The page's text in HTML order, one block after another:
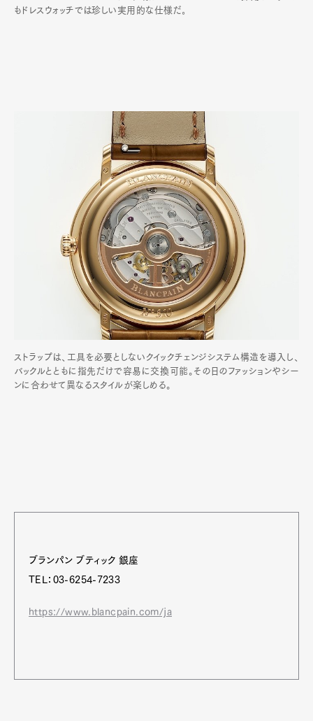
もドレスウォッチでは珍しい実用的な仕様だ｡
ストラップは、工具を必要としないクイックチェンジシステム構造を導入し、
バックルとともに指先だけで容易に交換可能。その日のファッションやシー
ンに合わせて異なるスタイルが楽しめる。
ブランパン ブティック 銀座
TEL：03-6254-7233
https://www.blancpain.com/ja